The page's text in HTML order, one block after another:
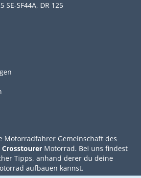
SE-SF44A, DR 125
Motorradfahrer Gemeinschaft des
Crosstourer Motorrad. Bei uns findest
Tipps, anhand derer du deine
aufbauen kannst.